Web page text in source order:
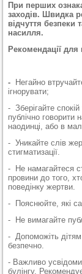
При перших
заходів. Швидка
відчуття безпеки
насилля.
Рекомендації для
-
Негайно
ігнорувати;
- Зберігайте
публічно
наодинці, або в
- Уникайте слів
стигматизації.
- Не намагайтеся
провини до того,
поведінку жертви.
- Пояснюйте, які
- Не вимагайте
- Допоможіть дітям
безпечно.
- Важливо
булінгу.